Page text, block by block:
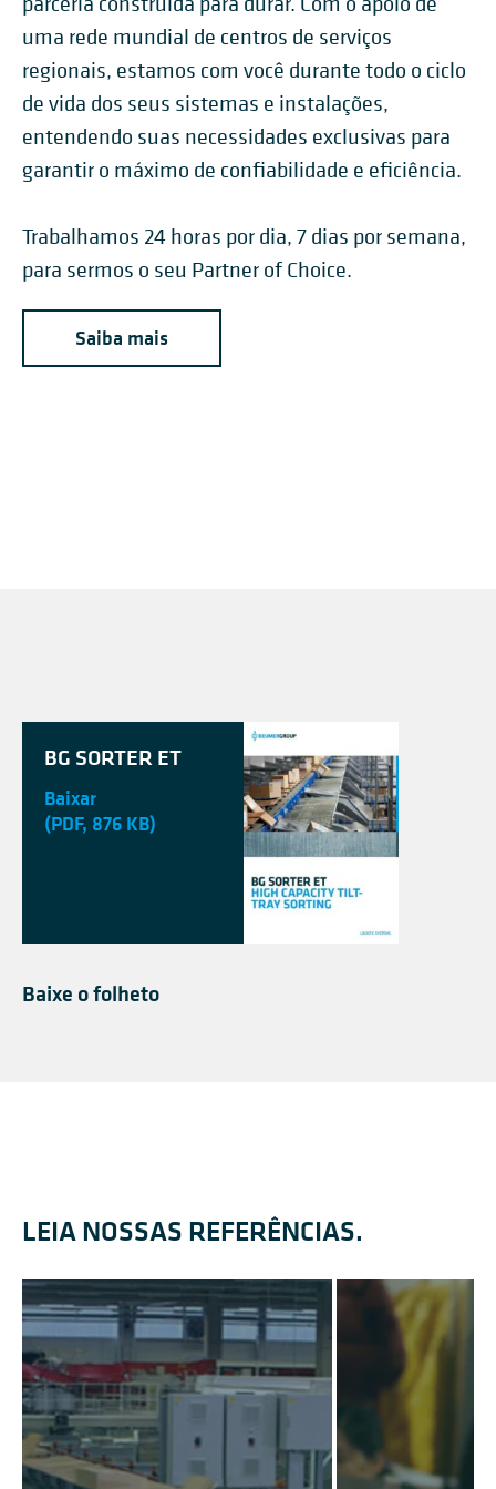
uma rede mundial de centros de serviços
regionais, estamos com você durante todo o ciclo
de vida dos seus sistemas e instalações,
entendendo suas necessidades exclusivas para
garantir o máximo de confiabilidade e eficiência.
Trabalhamos 24 horas por dia, 7 dias por semana,
para sermos o seu Partner of Choice.
Saiba mais
BG SORTER ET
Baixar
(PDF, 876 KB)
Baixe o folheto
LEIA NOSSAS REFERÊNCIAS.